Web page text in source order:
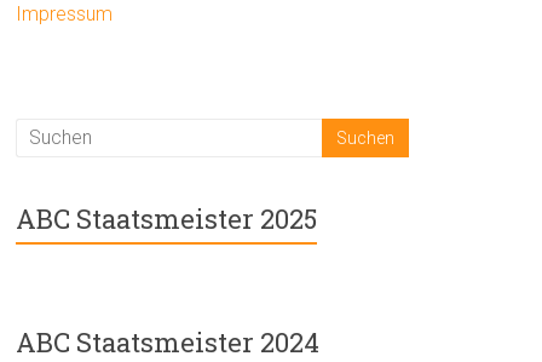
Impressum
ABC Staatsmeister 2025
ABC Staatsmeister 2024